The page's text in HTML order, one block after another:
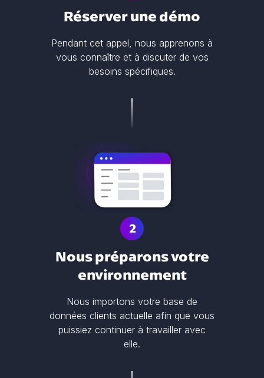
Réserver une démo
Pendant cet appel, nous apprenons à
vous connaître et à discuter de vos
besoins spécifiques.
2
Nous préparons votre
environnement
Nous importons votre base de
données clients actuelle afin que vous
puissiez continuer à travailler avec
elle.